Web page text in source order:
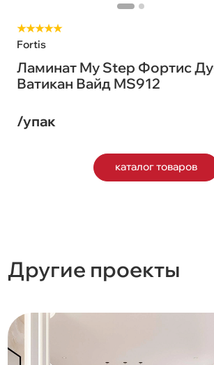
★★★★★
Fortis
Ламинат My Step Фортис
Ватикан Вайд MS912
/упак
каталог товаров
Другие проекты